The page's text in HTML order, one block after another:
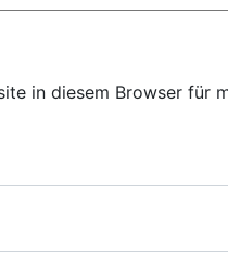
in diesem Browser für